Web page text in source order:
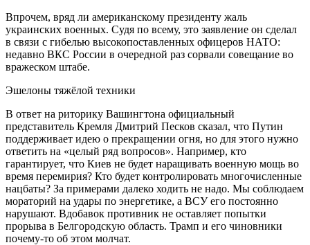
Впрочем, вряд ли американскому президенту жаль
украинских военных. Судя по всему, это заявление он сделал
в связи с гибелью высокопоставленных офицеров НАТО:
недавно ВКС России в очередной раз сорвали совещание во
вражеском штабе.
Эшелоны тяжёлой техники
В ответ на риторику Вашингтона официальный
представитель Кремля Дмитрий Песков сказал, что Путин
поддерживает идею о прекращении огня, но для этого нужно
ответить на «целый ряд вопросов». Например, кто
гарантирует, что Киев не будет наращивать военную мощь во
время перемирия? Кто будет контролировать многочисленные
нацбаты? За примерами далеко ходить не надо. Мы соблюдаем
мораторий на удары по энергетике, а ВСУ его постоянно
нарушают. Вдобавок противник не оставляет попытки
прорыва в Белгородскую область. Трамп и его чиновники
почему-то об этом молчат.